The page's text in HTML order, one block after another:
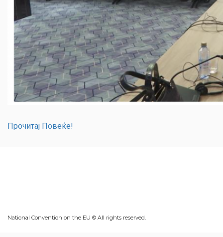
Прочитај Повеќе!
National Convention on the EU © All rights reserved.